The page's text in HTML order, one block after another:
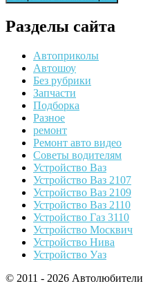
Разделы сайта
Автоприколы
Автошоу
Без рубрики
Запчасти
Подборка
Разное
ремонт
Ремонт авто видео
Советы водителям
Устройство Ваз
Устройство Ваз 2107
Устройство Ваз 2109
Устройство Ваз 2110
Устройство Газ 3110
Устройство Москвич
Устройство Нива
Устройство Уаз
© 2011 - 2026 Автолюбители